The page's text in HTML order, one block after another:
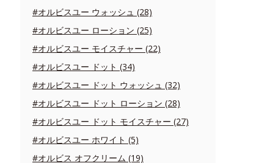
#オルビスユー ウォッシュ (28)
#オルビスユー ローション (25)
#オルビスユー モイスチャー (22)
#オルビスユー ドット (34)
#オルビスユー ドット ウォッシュ (32)
#オルビスユー ドット ローション (28)
#オルビスユー ドット モイスチャー (27)
#オルビスユー ホワイト (5)
#オルビス オフクリーム (19)